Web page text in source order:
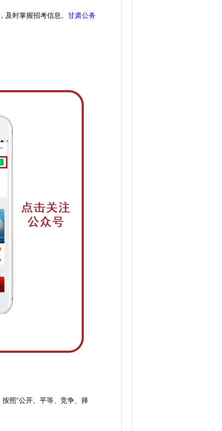
， 及时掌握招考信息。 甘肃公务
照“公开、平等、竞争、择